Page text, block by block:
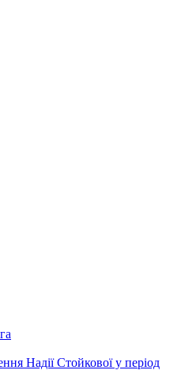
Надії Стойкової у період